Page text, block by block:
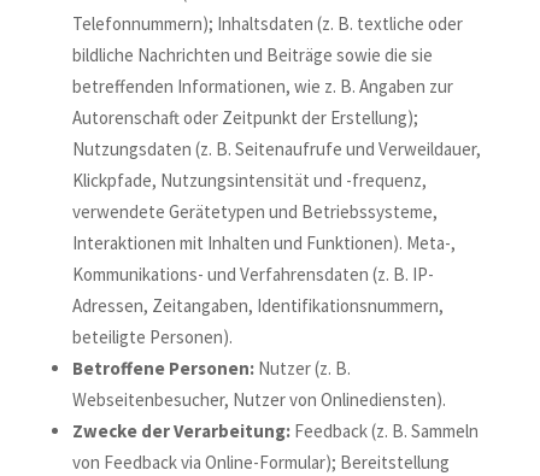
Telefonnummern); Inhaltsdaten (z. B. textliche oder
bildliche Nachrichten und Beiträge sowie die sie
betreffenden Informationen, wie z. B. Angaben zur
Autorenschaft oder Zeitpunkt der Erstellung);
Nutzungsdaten (z. B. Seitenaufrufe und Verweildauer,
Klickpfade, Nutzungsintensität und -frequenz,
verwendete Gerätetypen und Betriebssysteme,
Interaktionen mit Inhalten und Funktionen). Meta-,
Kommunikations- und Verfahrensdaten (z. B. IP-
Adressen, Zeitangaben, Identifikationsnummern,
beteiligte Personen).
Betroffene Personen:Nutzer (z. B.
Webseitenbesucher, Nutzer von Onlinediensten).
Zwecke der Verarbeitung:Feedback (z. B. Sammeln
von Feedback via Online-Formular); Bereitstellung